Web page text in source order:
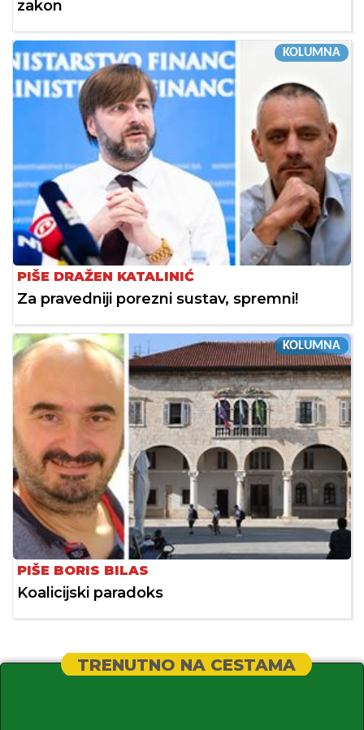
zakon
KOLUMNA
PIŠE DRAŽEN KATALINIĆ
Za pravedniji porezni sustav, spremni!
KOLUMNA
PIŠE BORIS BILAS
Koalicijski paradoks
TRENUTNO NA CESTAMA